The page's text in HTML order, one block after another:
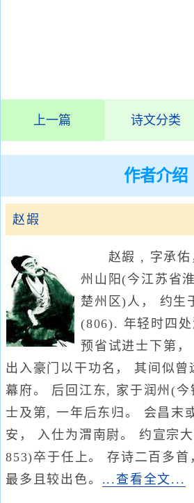
上一篇 诗文分类
作者介绍
赵嘏
赵嘏 , 字承佑
州山阳(今江苏省
楚州区)人， 约生
(806). 年轻时四
预省试进士下第，
出入豪门以干功名， 其间似曾
幕府。 后回江东, 家于润州(
士及第, 一年后东归。 会昌末
安， 入仕为渭南尉。 约宣宗
853)卒于任上。 存诗二百多首
最多且较出色。 ...查看全文...